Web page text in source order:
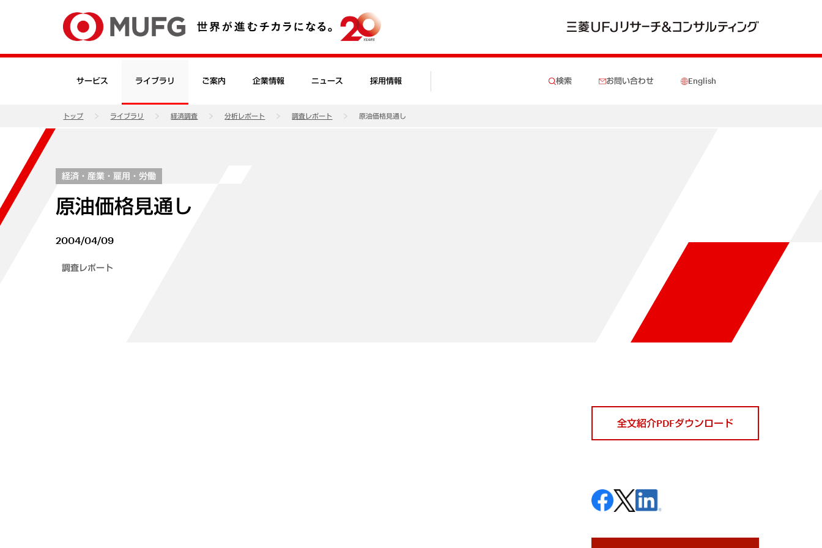
サービス ライブラリ ご案内 企業情報 ニュース 採用情報 検索 お問い合わせ English
トップ ライブラリ 経済調査 分析レポート 調査レポート 原油価格見通し
経済・産業・雇用・労働
原油価格見通し
2004/04/09
調査レポート
全文紹介PDFダウンロード